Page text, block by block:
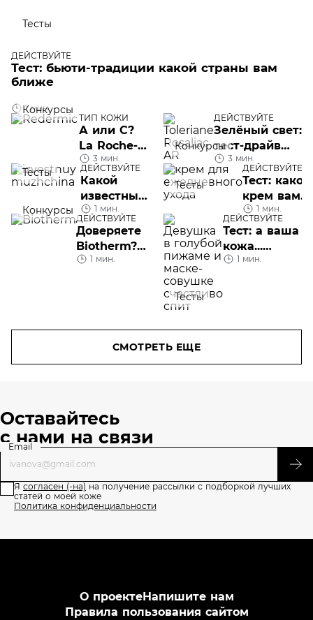
Тесты
ДЕЙСТВУЙТЕ
Тест: бьюти-традиции какой страны вам
ближе
1 мин.
Конкурсы
ТИП КОЖИ
А или С?
La Roche-
Posay
предлагает
на тест-
драйв
Redermic
Retinol,
Redermic
C10 и
3 мин.
Конкурсы
ДЕЙСТВУЙТЕ
Зелёный свет:
тест-драйв
долгожданного
ухода Toleriane
Rosaliac AR
3 мин.
Тесты ДЕЙСТВУЙТЕ
Какой
известный
мужчина
идеально
вам
подходит?
1 мин.
Тесты
ДЕЙСТВУЙТЕ
Тест: какой
крем вам
нужен для
ухода
1 мин.
Конкурсы
ДЕЙСТВУЙТЕ
Доверяете
Biotherm?
Расскажите
1 мин.
Тесты
ДЕЙСТВУЙТЕ
Тест: а ваша
кожа...
высыпается?
1 мин.
СМОТРЕТЬ ЕЩЕ
Оставайтесь
с нами на связи
Email
Я согласен (-на) на получение рассылки с подборкой лучших
статей о моей коже
Политика конфиденциальности
О проектеНапишите нам
Правила пользования сайтом